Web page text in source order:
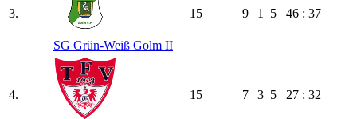
3.
SG Grün-Weiß Golm II
15 9 1 5 46 : 37
4. 15 7 3 5 27 : 32